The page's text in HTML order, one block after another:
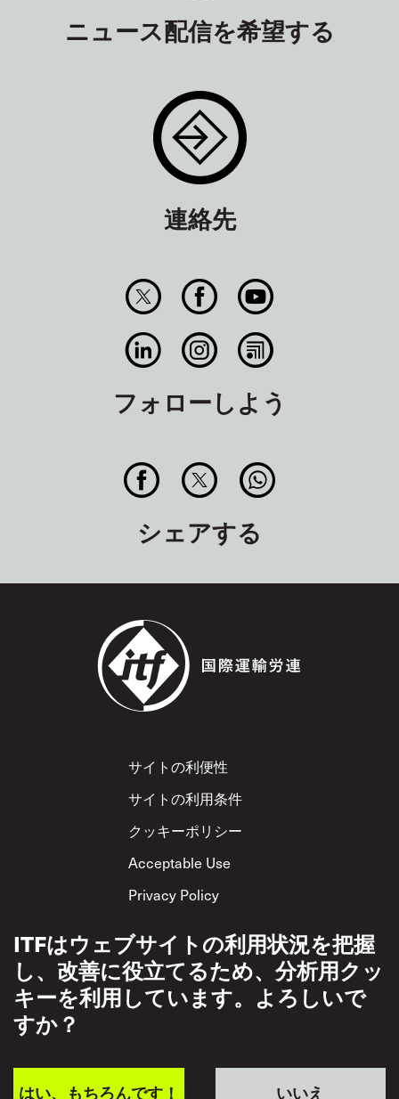
ニュース配信を希望する
連絡先
フォローしよう
シェアする
Footer
サイトの利便性
サイトの利用条件
クッキーポリシー
Acceptable Use
Privacy Policy
ITFはウェブサイトの利用状況を把握
し、改善に役立てるため、分析用クッ
キーを利用しています。よろしいで
すか？
いいえ
はい、もちろんです！